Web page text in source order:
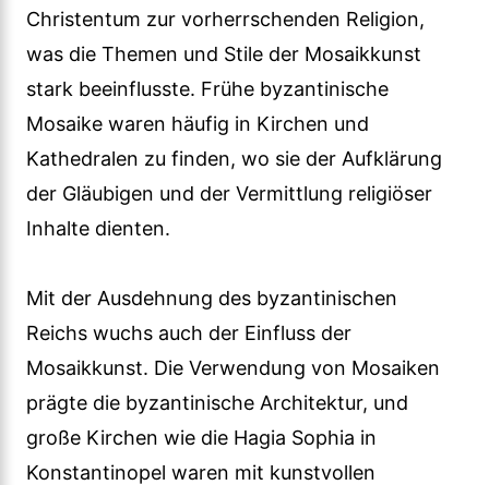
Christentum zur vorherrschenden Religion,
was die Themen und Stile der Mosaikkunst
stark beeinflusste. Frühe byzantinische
Mosaike waren häufig in Kirchen und
Kathedralen zu finden, wo sie der Aufklärung
der Gläubigen und der Vermittlung religiöser
Inhalte dienten.
Mit der Ausdehnung des byzantinischen
Reichs wuchs auch der Einfluss der
Mosaikkunst. Die Verwendung von Mosaiken
prägte die byzantinische Architektur, und
große Kirchen wie die Hagia Sophia in
Konstantinopel waren mit kunstvollen